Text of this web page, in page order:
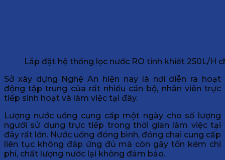
Lắp đặt hệ thống lọc nước RO tinh khiết 250L/H
Sở xây dựng Nghệ An hiện nay là nơi diễn ra hoạt
động tập trung của rất nhiều cán bộ, nhân viên trực
tiếp sinh hoạt và làm việc tại đây.
Lượng nước uống cung cấp một ngày cho số lượng
người sử dụng trực tiếp trong thời gian làm việc tại
đây rất lớn. Nước uống đóng bình, đóng chai cung cấp
liên tục không đáp ứng đủ mà còn gây tốn kém chi
phí, chất lượng nước lại không đảm bảo.